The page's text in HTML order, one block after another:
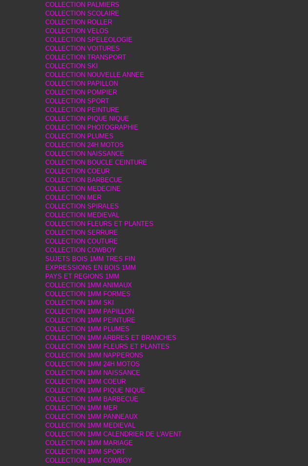
COLLECTION PALMIERS
COLLECTION SCOLAIRE
COLLECTION ROLLER
COLLECTION VELOS
COLLECTION SPELEOLOGIE
COLLECTION VOITURES
COLLECTION TRANSPORT
COLLECTION SKI
COLLECTION NOUVELLE ANNEE
COLLECTION PAPILLON
COLLECTION POMPIER
COLLECTION SPORT
COLLECTION PEINTURE
COLLECTION PIQUE NIQUE
COLLECTION PHOTOGRAPHIE
COLLECTION PLUMES
COLLECTION 24H MOTOS
COLLECTION NAISSANCE
COLLECTION BOUCLE CEINTURE
COLLECTION COEUR
COLLECTION BARBECUE
COLLECTION MEDECINE
COLLECTION MER
COLLECTION SPIRALES
COLLECTION MEDIEVAL
COLLECTION FLEURS ET PLANTES
COLLECTION SERRURE
COLLECTION COUTURE
COLLECTION COWBOY
SUJETS BOIS 1MM TRES FIN
EXPRESSIONS EN BOIS 1MM
PAYS ET REGIONS 1MM
COLLECTION 1MM ANIMAUX
COLLECTION 1MM FORMES
COLLECTION 1MM SKI
COLLECTION 1MM PAPILLON
COLLECTION 1MM PEINTURE
COLLECTION 1MM PLUMES
COLLECTION 1MM ARBRES ET BRANCHES
COLLECTION 1MM FLEURS ET PLANTES
COLLECTION 1MM NAPPERONS
COLLECTION 1MM 24H MOTOS
COLLECTION 1MM NAISSANCE
COLLECTION 1MM COEUR
COLLECTION 1MM PIQUE NIQUE
COLLECTION 1MM BARBECUE
COLLECTION 1MM MER
COLLECTION 1MM PANNEAUX
COLLECTION 1MM MEDIEVAL
COLLECTION 1MM CALENDRIER DE L'AVENT
COLLECTION 1MM MARIAGE
COLLECTION 1MM SPORT
COLLECTION 1MM COWBOY